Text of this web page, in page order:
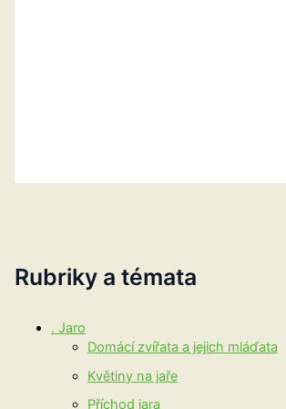
Rubriky a témata
. Jaro
Domácí zvířata a jejich mláďata
Květiny na jaře
Příchod jara